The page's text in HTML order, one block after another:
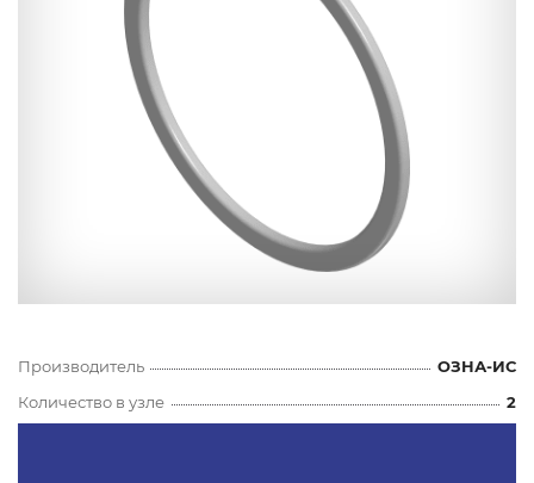
Производитель
ОЗНА-ИС
Количество в узле
2